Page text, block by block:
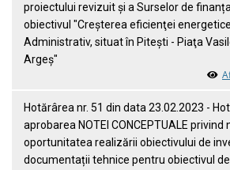
proiectului revizuit și a Surselor de
obiectivul "Creşterea eficienţei
Administrativ, situat în Piteşti - Piaţa
Argeş"
Hotărârea nr. 51 din data 23.02.2023 -
aprobarea NOTEI CONCEPTUALE privind
oportunitatea realizării obiectivului de
documentații tehnice pentru obiectivul